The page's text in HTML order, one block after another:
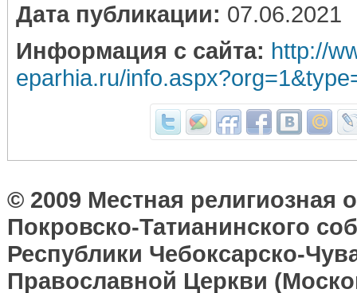
Дата публикации: 07.06.2021
Информация с сайта: http://
eparhia.ru/
© 2009 Местная религиозная
Покровско-Татианинского
Республики Чебоксарско-
Православной Церкви